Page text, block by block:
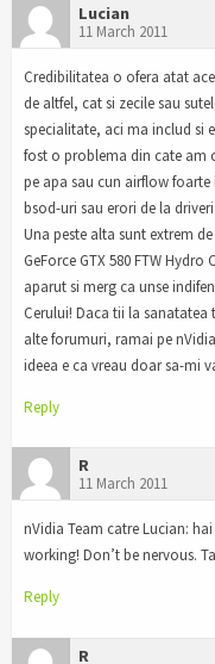
Lucian
11 March 2011
Credibilitatea o ofera atat
de altfel, cat si zecile sau
specialitate, aci ma includ si
fost o problema din cate am
pe apa sau cun airflow foarte
bsod-uri sau erori de la
Una peste alta sunt extrem
GeForce GTX 580 FTW
aparut si merg ca unse
Cerului! Daca tii la
alte forumuri, ramai pe
ideea e ca vreau doar sa-mi
Reply
R
11 March 2011
nVidia Team catre Lucian:
working! Don’t be nervous.
Reply
R